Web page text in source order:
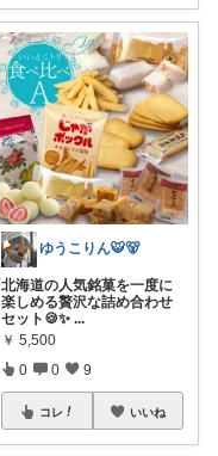
ゆうこりん🐯🐻
北海道の人気銘菓を一度に
楽しめる贅沢な詰め合わせ
セット🍪✨...
￥ 5,500
0 0 9
コレ いいね